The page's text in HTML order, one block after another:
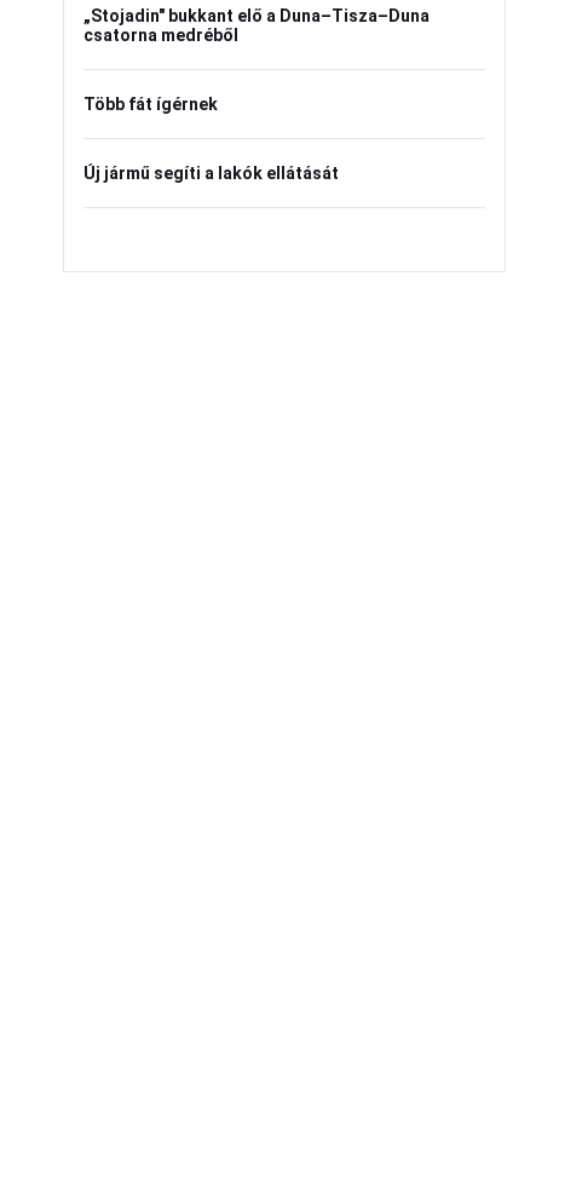
„Stojadin" bukkant elő a Duna–Tisza–Duna
csatorna medréből
Több fát ígérnek
Új jármű segíti a lakók ellátását